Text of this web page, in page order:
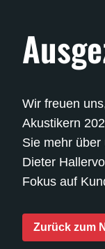
Wir freuen
Akustikern
Sie mehr
Dieter
Fokus auf
Zurück zum